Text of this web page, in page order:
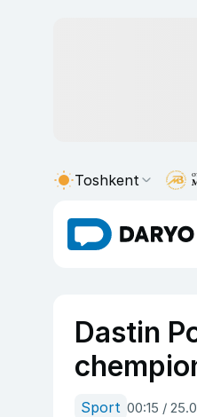
Toshkent
Dastin
Sport 00:15 /